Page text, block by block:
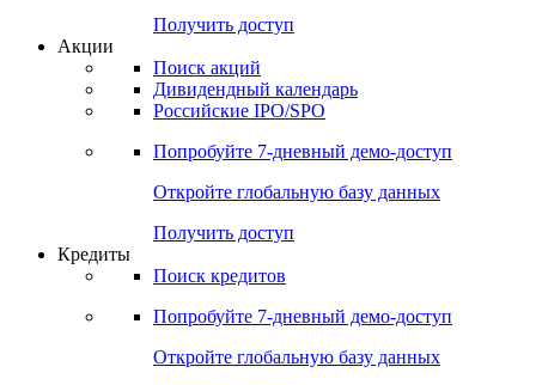
Получить доступ
Акции
Поиск акций
Дивидендный календарь
Российские IPO/SPO
Попробуйте 7-дневный демо-доступ
Откройте глобальную базу данных
Получить доступ
Кредиты
Поиск кредитов
Попробуйте 7-дневный демо-доступ
Откройте глобальную базу данных